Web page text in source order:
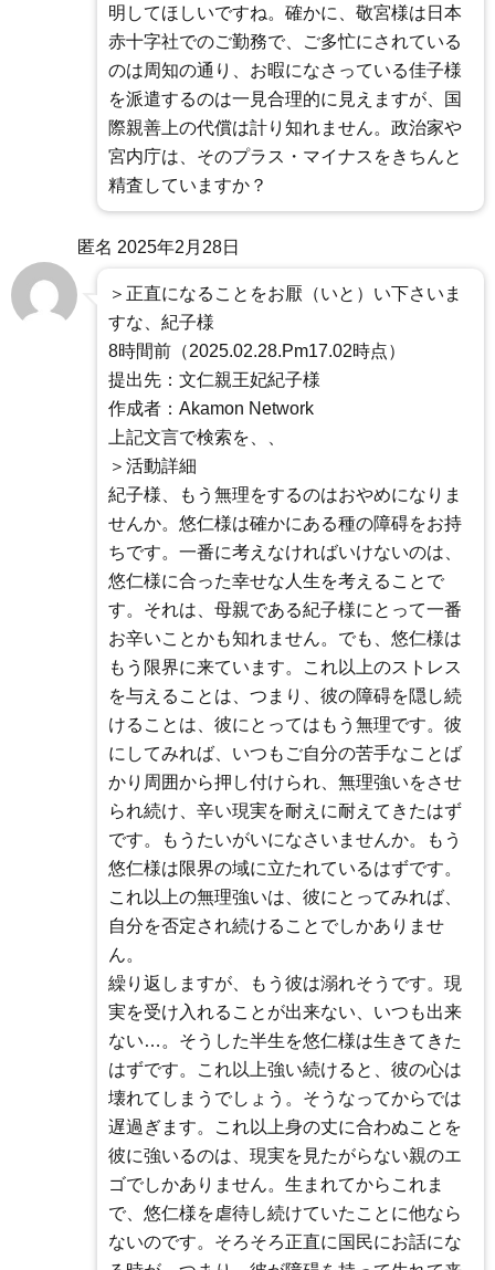
明してほしいですね。確かに、敬宮様は日本
赤十字社でのご勤務で、ご多忙にされている
のは周知の通り、お暇になさっている佳子様
を派遣するのは一見合理的に見えますが、国
際親善上の代償は計り知れません。政治家や
宮内庁は、そのプラス・マイナスをきちんと
精査していますか？
匿名 2025年2月28日
＞正直になることをお厭（いと）い下さいま
すな、紀子様
8時間前（2025.02.28.Pm17.02時点）
提出先：文仁親王妃紀子様
作成者：Akamon Network
上記文言で検索を、、
＞活動詳細
紀子様、もう無理をするのはおやめになりま
せんか。悠仁様は確かにある種の障碍をお持
ちです。一番に考えなければいけないのは、
悠仁様に合った幸せな人生を考えることで
す。それは、母親である紀子様にとって一番
お辛いことかも知れません。でも、悠仁様は
もう限界に来ています。これ以上のストレス
を与えることは、つまり、彼の障碍を隠し続
けることは、彼にとってはもう無理です。彼
にしてみれば、いつもご自分の苦手なことば
かり周囲から押し付けられ、無理強いをさせ
られ続け、辛い現実を耐えに耐えてきたはず
です。もうたいがいになさいませんか。もう
悠仁様は限界の域に立たれているはずです。
これ以上の無理強いは、彼にとってみれば、
自分を否定され続けることでしかありませ
ん。
繰り返しますが、もう彼は溺れそうです。現
実を受け入れることが出来ない、いつも出来
ない…。そうした半生を悠仁様は生きてきた
はずです。これ以上強い続けると、彼の心は
壊れてしまうでしょう。そうなってからでは
遅過ぎます。これ以上身の丈に合わぬことを
彼に強いるのは、現実を見たがらない親のエ
ゴでしかありません。生まれてからこれま
で、悠仁様を虐待し続けていたことに他なら
ないのです。そろそろ正直に国民にお話にな